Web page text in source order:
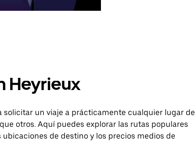
Heyrieux
un viaje a prácticamente cualquier lugar de
otros. Aquí puedes explorar las rutas populares
de destino y los precios medios de